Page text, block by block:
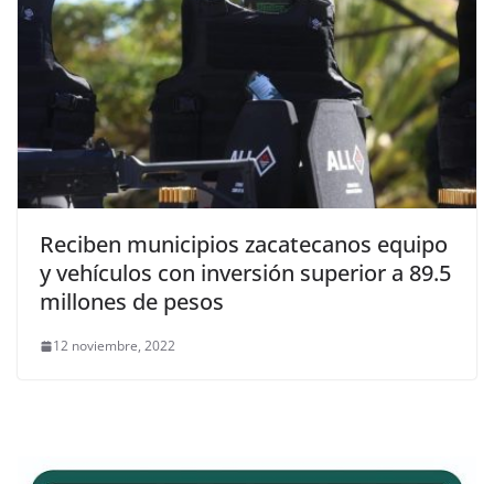
Reciben municipios zacatecanos equipo
y vehículos con inversión superior a 89.5
millones de pesos
12 noviembre, 2022